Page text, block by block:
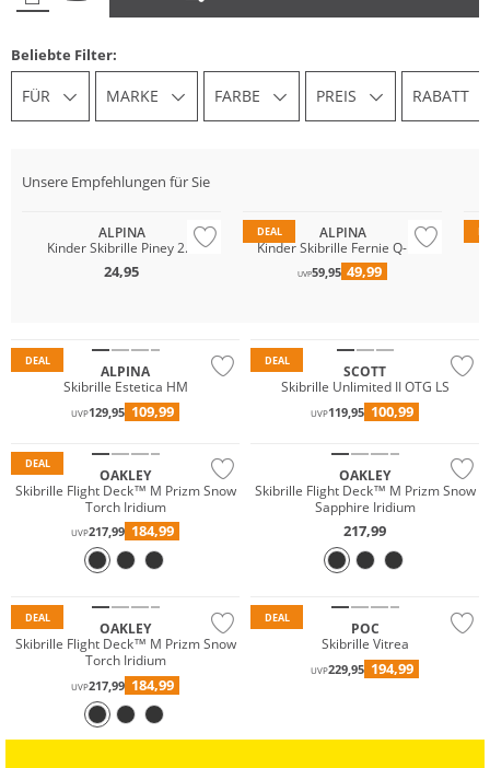
Beliebte Filter:
FÜR MARKE FARBE PREIS RABATT
Unsere Empfehlungen für Sie
ALPINA
Kinder Skibrille Piney 2.0
24,95
DEAL
ALPINA
Kinder Skibrille Fernie Q-Lite
UVP59,95 49,99
DEAL
ALPINA
Skibrille Estetica HM
UVP129,95 109,99
DEAL
SCOTT
Skibrille Unlimited II OTG LS
UVP119,95 100,99
DEAL
OAKLEY
Skibrille Flight Deck™ M Prizm Snow
Torch Iridium
UVP217,99 184,99
OAKLEY
Skibrille Flight Deck™ M Prizm Snow
Sapphire Iridium
217,99
DEAL
OAKLEY
Skibrille Flight Deck™ M Prizm Snow
Torch Iridium
UVP217,99 184,99
DEAL
POC
Skibrille Vitrea
UVP229,95 194,99